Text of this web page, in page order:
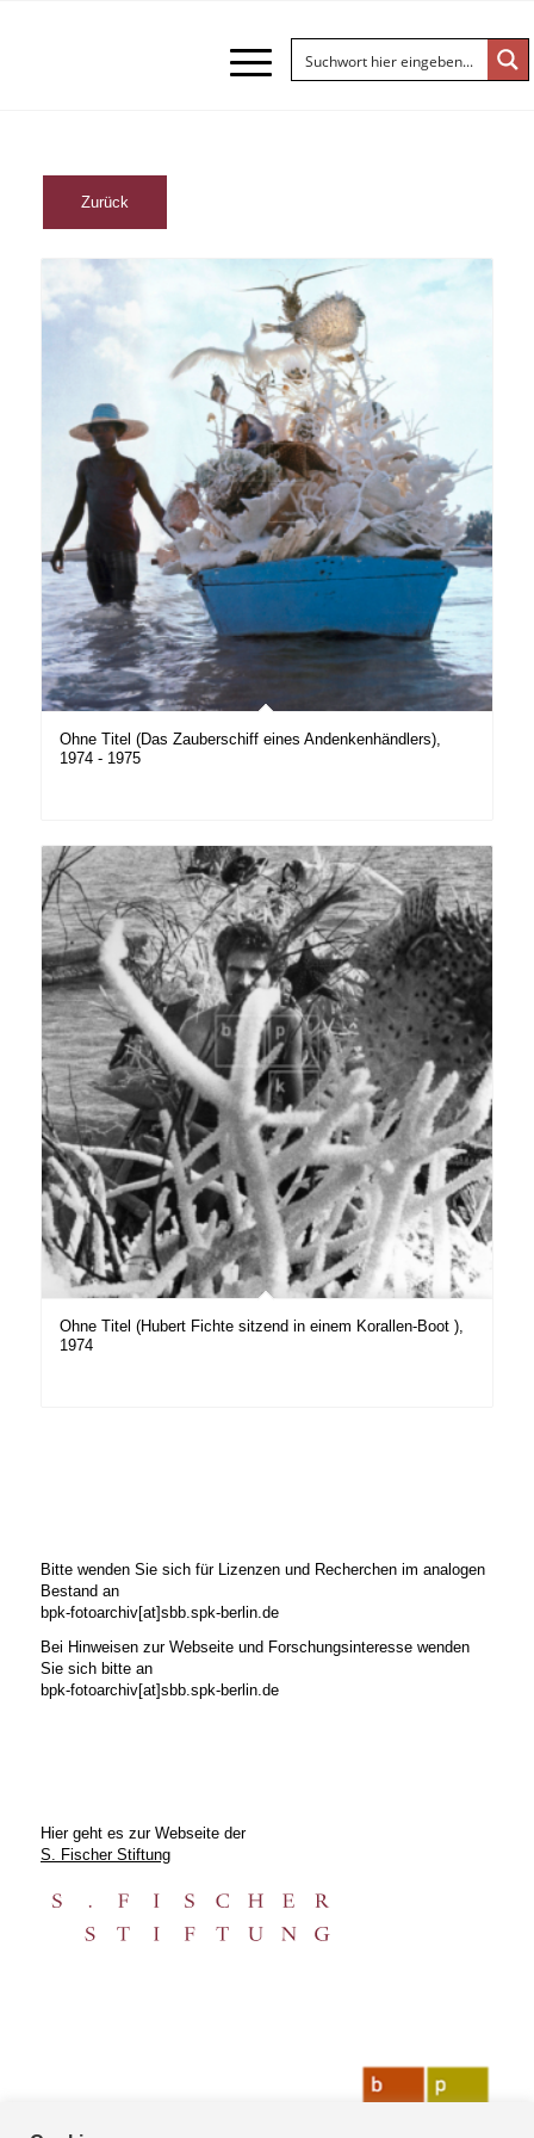
Ohne Titel (Das Zauberschiff eines Andenkenhändlers),
1974 - 1975
Ohne Titel (Hubert Fichte sitzend in einem Korallen-Boot ),
1974
Bitte wenden Sie sich für Lizenzen und Recherchen im analogen
Bestand an
bpk-fotoarchiv[at]sbb.spk-berlin.de
Bei Hinweisen zur Webseite und Forschungsinteresse wenden
Sie sich bitte an
bpk-fotoarchiv[at]sbb.spk-berlin.de
Hier geht es zur Webseite der
S. Fischer Stiftung